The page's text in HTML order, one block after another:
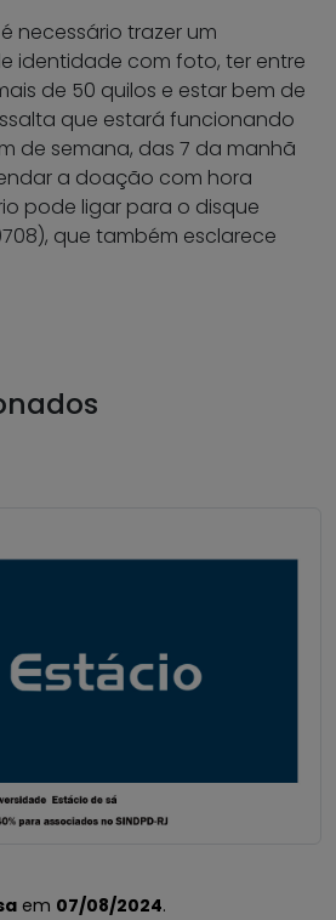
necessário trazer um
identidade com foto, ter entre
de 50 quilos e estar bem de
que estará funcionando
de semana, das 7 da manhã
a doação com hora
pode ligar para o disque
que também esclarece
em 07/08/2024.